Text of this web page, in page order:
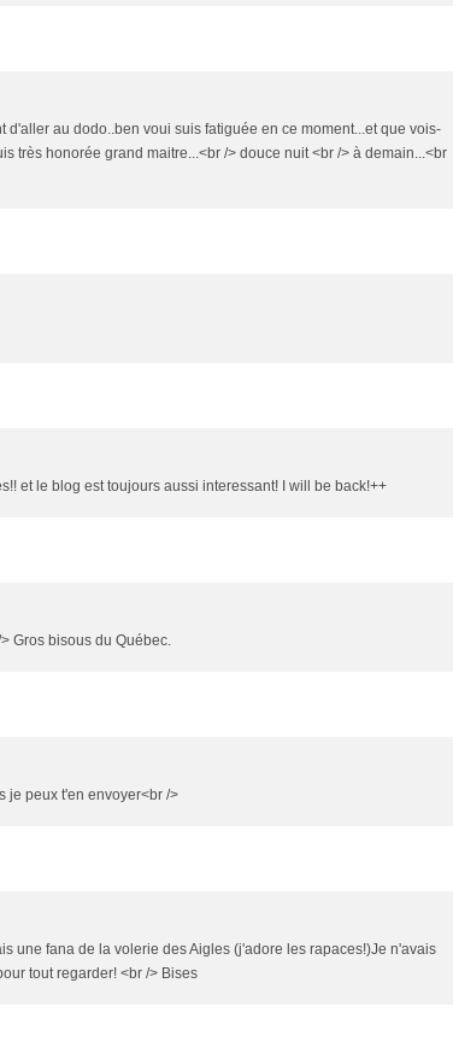
d'aller au dodo..ben voui suis fatiguée en ce moment...et que vois-
très honorée grand maitre...<br /> douce nuit <br /> à demain...<br
et le blog est toujours aussi interessant! I will be back!++
Gros bisous du Québec.
je peux t'en envoyer<br />
une fana de la volerie des Aigles (j'adore les rapaces!)Je n'avais
tout regarder! <br /> Bises